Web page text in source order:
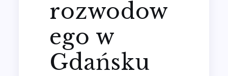
rozwodow
ego w
Gdańsku